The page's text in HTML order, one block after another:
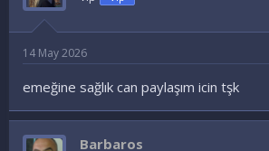
14 May 2026
emeğine sağlık can paylaşım icin tşk
Barbaros